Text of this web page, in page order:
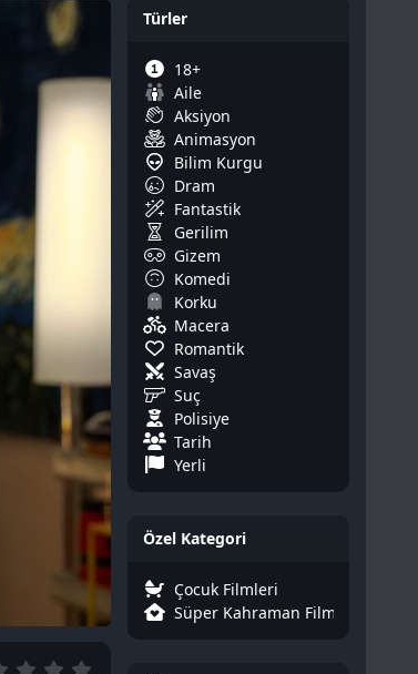
Türler
18+
Aile
Aksiyon
Animasyon
Bilim Kurgu
Dram
Fantastik
Gerilim
Gizem
Komedi
Korku
Macera
Romantik
Savaş
Suç
Polisiye
Tarih
Yerli
Özel Kategori
Çocuk Filmleri
Süper Kahraman Filmleri